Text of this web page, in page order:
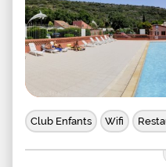
Club Enfants Wifi